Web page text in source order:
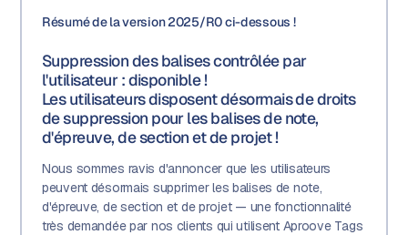
Résumé de la version 2025/R0 ci-dessous !
Suppression des balises contrôlée par
l'utilisateur : disponible !
Les utilisateurs disposent désormais de droits
de suppression pour les balises de note,
d'épreuve, de section et de projet !
Nous sommes ravis d'annoncer que les utilisateurs
peuvent désormais supprimer les balises de note,
d'épreuve, de section et de projet — une fonctionnalité
très demandée par nos clients qui utilisent Aproove Tags